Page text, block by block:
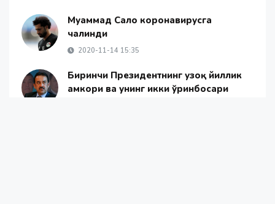
Муҳаммад Салоҳ коронавирусга
чалинди
2020-11-14 15:35
Биринчи Президентнинг узоқ йиллик
ҳамкори ва унинг икки ўринбосари